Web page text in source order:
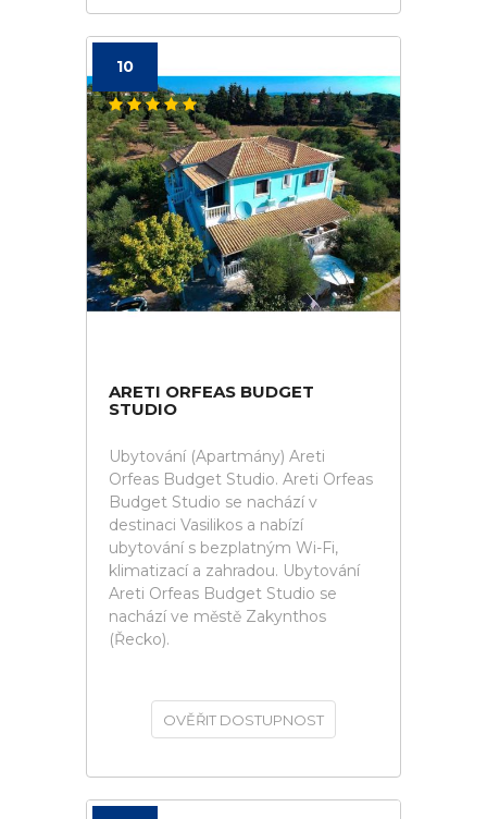
10
ARETI ORFEAS BUDGET
STUDIO
Ubytování (Apartmány) Areti
Orfeas Budget Studio. Areti Orfeas
Budget Studio se nachází v
destinaci Vasilikos a nabízí
ubytování s bezplatným Wi-Fi,
klimatizací a zahradou. Ubytování
Areti Orfeas Budget Studio se
nachází ve městě Zakynthos
(Řecko).
OVĚŘIT DOSTUPNOST